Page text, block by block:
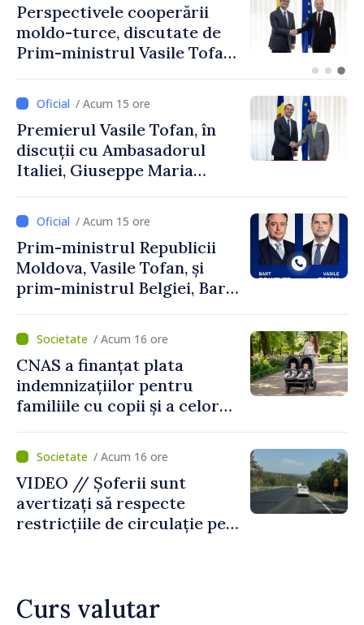
Forumul Diasporei //
Republica Moldova,
promovată în Elveția prin
exporturi
/ Acum 15 ore
Premierul Vasile Tofan, în
discuții cu Ambasadorul
Italiei, Giuseppe Maria
/ Acum 15 ore
Prim-ministrul Republicii
Moldova, Vasile Tofan, și
prim-ministrul Belgiei, Bart
despre parcursul european
al Republicii Moldova.
/ Acum 16 ore
CNAS a finanțat plata
indemnizațiilor pentru
familiile cu copii și a celor
temporară de muncă
/ Acum 16 ore
VIDEO // Șoferii sunt
avertizați să respecte
restricțiile de circulație pe
Curs valutar